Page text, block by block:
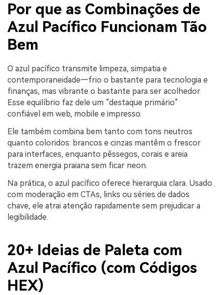
Por que as Combinações de
Azul Pacífico Funcionam Tão
Bem
O azul pacífico transmite limpeza, simpatia e
contemporaneidade—frio o bastante para tecnologia e
finanças, mas vibrante o bastante para ser acolhedor.
Esse equilíbrio faz dele um “destaque primário”
confiável em web, mobile e impresso.
Ele também combina bem tanto com tons neutros
quanto coloridos: brancos e cinzas mantêm o frescor
para interfaces, enquanto pêssegos, corais e areia
trazem energia praiana sem ficar neon.
Na prática, o azul pacífico oferece hierarquia clara. Usado
com moderação em CTAs, links ou séries de dados
chave, ele atrai atenção rapidamente sem prejudicar a
legibilidade.
20+ Ideias de Paleta com
Azul Pacífico (com Códigos
HEX)